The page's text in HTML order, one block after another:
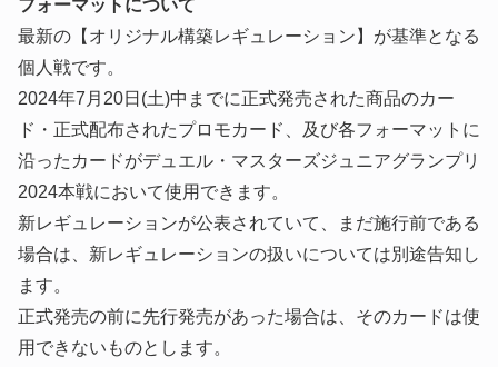
フォーマットについて
最新の【オリジナル構築レギュレーション】が基準となる
個人戦です。
2024年7月20日(土)中までに正式発売された商品のカー
ド・正式配布されたプロモカード、及び各フォーマットに
沿ったカードがデュエル・マスターズジュニアグランプリ
2024本戦において使用できます。
新レギュレーションが公表されていて、まだ施行前である
場合は、新レギュレーションの扱いについては別途告知し
ます。
正式発売の前に先行発売があった場合は、そのカードは使
用できないものとします。